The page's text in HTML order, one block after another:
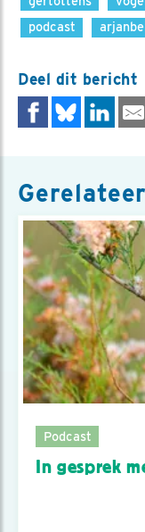
podcast
Deel dit bericht
Podcast
In gesprek